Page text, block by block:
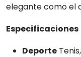
elegante como el
Especificaciones
Deporte